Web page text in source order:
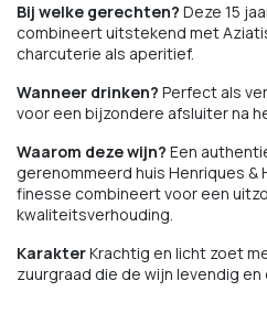
Bij welke gerechten? Deze 15
combineert uitstekend met
charcuterie als aperitief.
Wanneer drinken? Perfect als
voor een bijzondere afsluiter na
Waarom deze wijn? Een
gerenommeerd huis Henriques &
finesse combineert voor een
kwaliteitsverhouding.
KarakterKrachtig en licht zoet
zuurgraad die de wijn levendig